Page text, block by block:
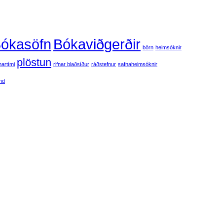
Bókaviðgerðir börn heimsóknir
plöstun rifnar blaðsíður ráðstefnur safnaheimsóknir